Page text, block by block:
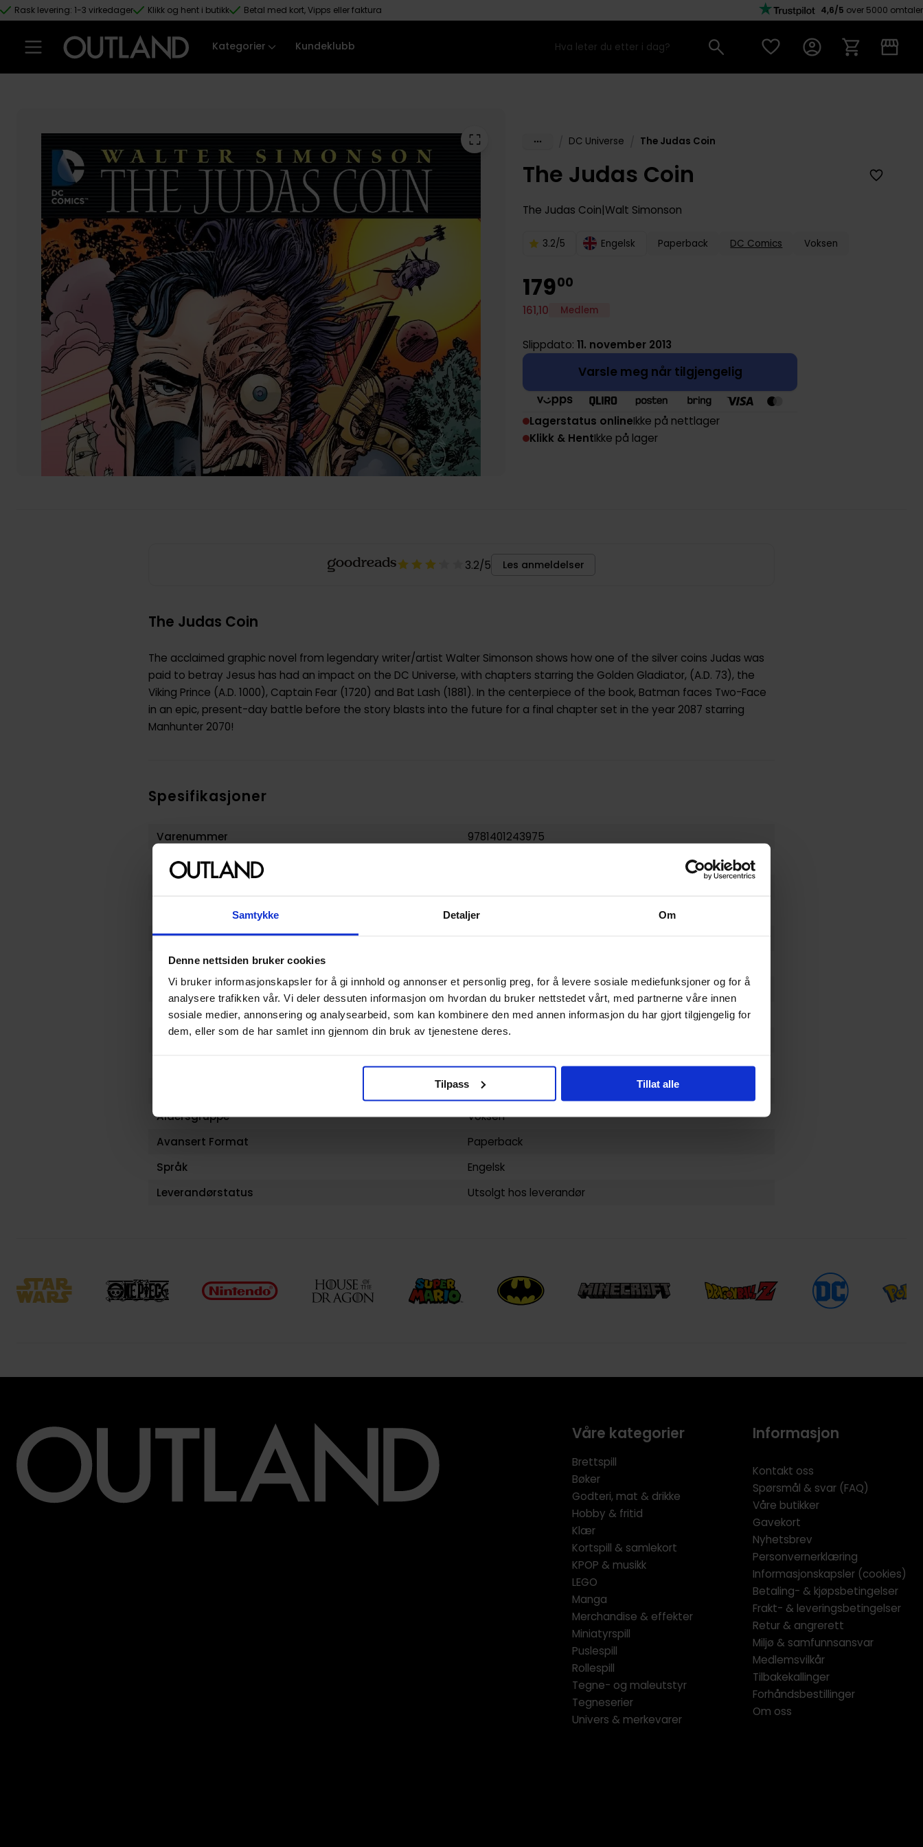
Samtykke Detaljer Om
Denne nettsiden bruker cookies
Vi bruker informasjonskapsler for å gi innhold og annonser et personlig preg, for å levere sosiale mediefunksjoner og for å
analysere trafikken vår. Vi deler dessuten informasjon om hvordan du bruker nettstedet vårt, med partnerne våre innen
sosiale medier, annonsering og analysearbeid, som kan kombinere den med annen informasjon du har gjort tilgjengelig for
dem, eller som de har samlet inn gjennom din bruk av tjenestene deres.
Tilpass Tillat alle
Hopp til hovedinnhold
Rask levering: 1-3 virkedager Klikk og hent i butikk Betal med kort, Vipps eller faktura 4,6/5 over 5000 omtaler
Kategorier Kundeklubb
DC Universe The Judas Coin
The Judas Coin
The Judas Coin Walt Simonson
3.2/5 Engelsk Paperback DC Comics Voksen
17900
161,10 Medlem
Slippdato:11. november 2013
Varsle meg når tilgjengelig
Lagerstatus onlineIkke på nettlager
Klikk & HentIkke på lager
3.2/5 Les anmeldelser
The Judas Coin
The acclaimed graphic novel from legendary writer/artist Walter Simonson shows how one of the silver coins Judas was
paid to betray Jesus has had an impact on the DC Universe, with chapters starring the Golden Gladiator, (A.D. 73), the
Viking Prince (A.D. 1000), Captain Fear (1720) and Bat Lash (1881). In the centerpiece of the book, Batman faces Two-Face
in an epic, present-day battle before the story blasts into the future for a final chapter set in the year 2087 starring
Manhunter 2070!
Spesifikasjoner
Varenummer
9781401243975
Vekt (Kg) :
Paperback
Serie
Forfattere
Sjanger
Superhelt
Illustratør
Walt Simonson
Antall Sider
104
DC Comics
11.11.2013
Aldersgruppe
Voksen
Avansert Format
Paperback
Språk
Engelsk
Leverandørstatus
Utsolgt hos leverandør
Våre kategorier
Brettspill
Bøker
Godteri, mat & drikke
Hobby & fritid
Klær
Kortspill & samlekort
KPOP & musikk
LEGO
Manga
Merchandise & effekter
Miniatyrspill
Puslespill
Rollespill
Tegne- og maleutstyr
Tegneserier
Univers & merkevarer
Informasjon
Kontakt oss
Spørsmål & svar (FAQ)
Våre butikker
Gavekort
Nyhetsbrev
Personvernerklæring
Informasjonskapsler (cookies)
Betaling- & kjøpsbetingelser
Frakt- & leveringsbetingelser
Retur & angrerett
Miljø & samfunnsansvar
Medlemsvilkår
Tilbakekallinger
Forhåndsbestillinger
Om oss